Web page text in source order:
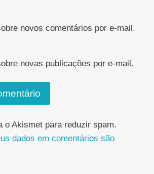
novos comentários por e-mail.
novas publicações por e-mail.
o Akismet para reduzir spam.
dados em comentários são